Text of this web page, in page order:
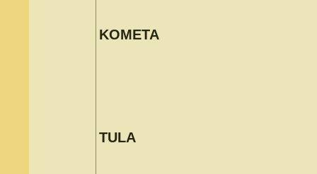
KOMETA
TULA